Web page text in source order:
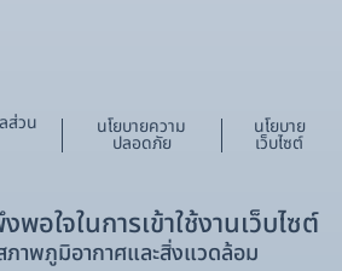
ส่วน
นโยบายความ
ปลอดภัย
นโยบาย
เว็บไซต์
อใจในการเข้าใช้งานเว็บไซต์
าพภูมิอากาศและสิ่งแวดล้อม